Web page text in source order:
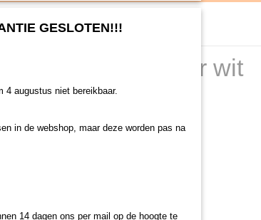
mtr wit snoer (VVF)
17 CSI LT50, 3 mtr wit
GESLOTEN!!!
4 augustus niet bereikbaar.
in de webshop, maar deze worden pas na
14 dagen ons per mail op de hoogte te